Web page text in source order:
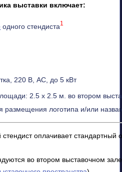
выставки включает:
одного стендиста1
220 В, AC, до 5 кВт
2.5 х 2.5 м. во втором
размещения логотипа и/или
оплачивает стандартный
во втором выставочном